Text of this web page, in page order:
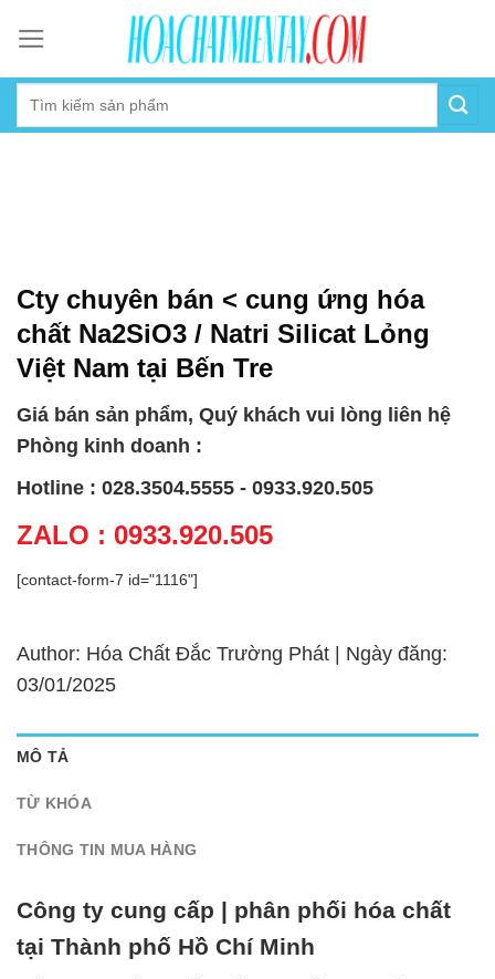
content
Cty chuyên bán < cung ứng hóa
chất Na2SiO3 / Natri Silicat Lỏng
Việt Nam tại Bến Tre
Giá bán sản phẩm, Quý khách vui lòng liên hệ
Phòng kinh doanh :
Hotline : 028.3504.5555 - 0933.920.505
ZALO : 0933.920.505
[contact-form-7 id="1116"]
Author: Hóa Chất Đắc Trường Phát | Ngày đăng:
03/01/2025
MÔ TẢ
TỪ KHÓA
THÔNG TIN MUA HÀNG
Công ty cung cấp | phân phối hóa chất
tại Thành phố Hồ Chí Minh